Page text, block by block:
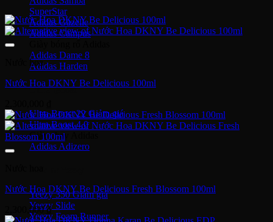
SuperStar
Adidas Gazelle
Adidas Campus
Adidas Dame 8
Adidas Harden
Ultra Boost
Ultra Boost 22
Ultra Boost 4.0
Giày chạy Adidas
Adidas Adizero
Yeezy 350
Yeezy Slide
Yeezy Foam Runner
Nước hoa
Nước Hoa DKNY Be Delicious 100ml
Nước Hoa DKNY Be Delicious Fresh Blossom 100ml
2,300,000₫